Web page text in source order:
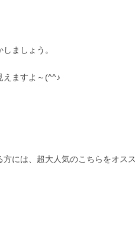
ましょう。
えますよ～(^^♪
には、超大人気のこちらをオス